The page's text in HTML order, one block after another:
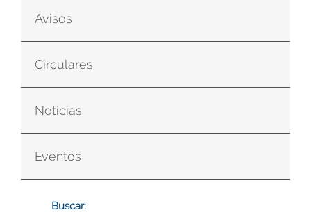
Avisos
Circulares
Noticias
Eventos
Buscar: